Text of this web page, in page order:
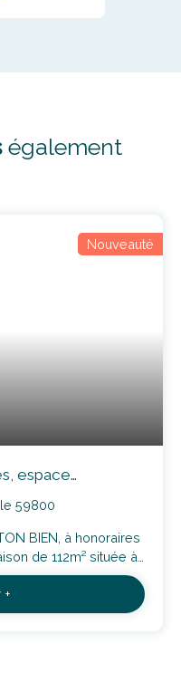
également
Nouveauté
espace
59800
BIEN, à honoraires
de 112m² située à
Découvrez
l'accès à votre séjour
donnant sur votre
+